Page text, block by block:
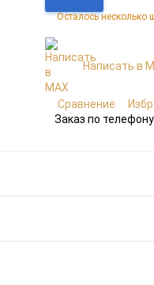
Осталось несколько
Написать в
Сравнение
Заказ по телефону